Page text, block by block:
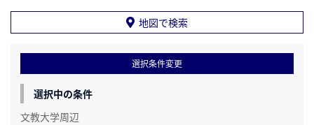
地図で検索
選択条件変更
選択中の条件
文教大学周辺